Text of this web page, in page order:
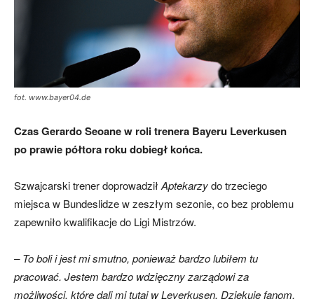
mecze,
skład)
fot. www.bayer04.de
Czas Gerardo Seoane w roli trenera Bayeru Leverkusen
po prawie półtora roku dobiegł końca.
Szwajcarski trener doprowadził Aptekarzydo trzeciego
miejsca w Bundeslidze w zeszłym sezonie, co bez problemu
zapewniło kwalifikacje do Ligi Mistrzów.
– To boli i jest mi smutno, ponieważ bardzo lubiłem tu
pracować. Jestem bardzo wdzięczny zarządowi za
możliwości, które dali mi tutaj w Leverkusen. Dziękuję fanom,